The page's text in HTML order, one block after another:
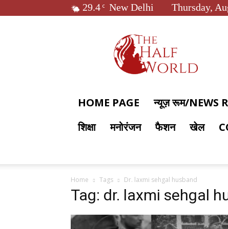
29.4 C New Delhi Thursday,
World
HOME PAGE न्यूज़ रूम/NEWS
शिक्षा
मनोरंजन फैशन खेल
Home Tags Dr. laxmi sehgal husband
Tag: dr. laxmi sehgal